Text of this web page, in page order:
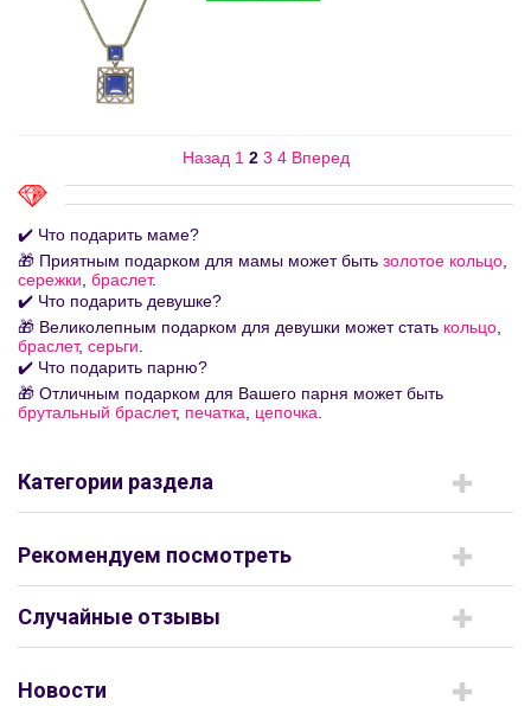
Назад 1 2 3 4 Вперед
✔️ Что подарить маме?
🎁 Приятным подарком для мамы может быть золотое кольцо,
сережки, браслет.
✔️ Что подарить девушке?
🎁 Великолепным подарком для девушки может стать кольцо,
браслет, серьги.
✔️ Что подарить парню?
🎁 Отличным подарком для Вашего парня может быть
брутальный браслет, печатка, цепочка.
Категории раздела
Рекомендуем посмотреть
Случайные отзывы
Новости